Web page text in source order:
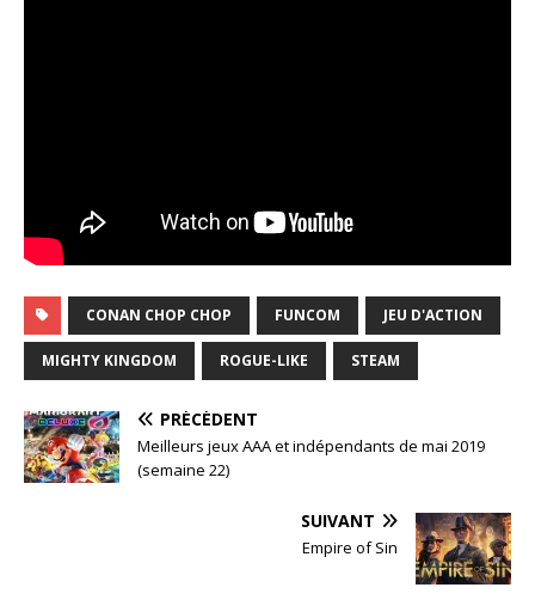
CONAN CHOP CHOP FUNCOM JEU D'ACTION
MIGHTY KINGDOM ROGUE-LIKE STEAM
PRÉCÉDENT
Meilleurs jeux AAA et indépendants de mai 2019
(semaine 22)
SUIVANT
Empire of Sin